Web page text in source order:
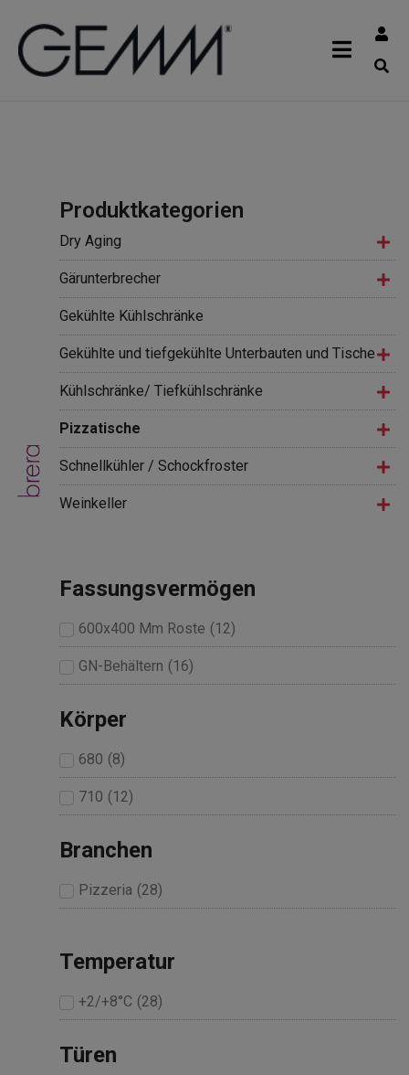
Produktkategorien
Dry Aging
Gärunterbrecher
Gekühlte Kühlschränke
Gekühlte und tiefgekühlte Unterbauten und Tische
Kühlschränke/ Tiefkühlschränke
Pizzatische
Schnellkühler / Schockfroster
Weinkeller
Fassungsvermögen
600x400 Mm Roste (12)
GN-Behältern (16)
Körper
680 (8)
710 (12)
Branchen
Pizzeria (28)
Temperatur
+2/+8°C (28)
Türen